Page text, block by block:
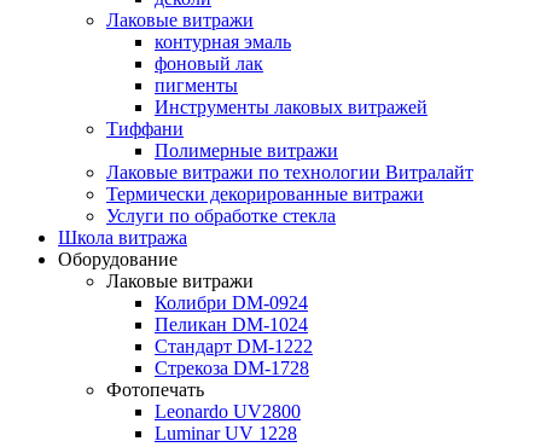
Лаковые витражи
контурная эмаль
фоновый лак
пигменты
Инструменты лаковых витражей
Тиффани
Полимерные витражи
Лаковые витражи по технологии Витралайт
Термически декорированные витражи
Услуги по обработке стекла
Школа витража
Оборудование
Лаковые витражи
Колибри DM-0924
Пеликан DM-1024
Стандарт DM-1222
Стрекоза DM-1728
Фотопечать
Leonardo UV2800
Luminar UV 1228